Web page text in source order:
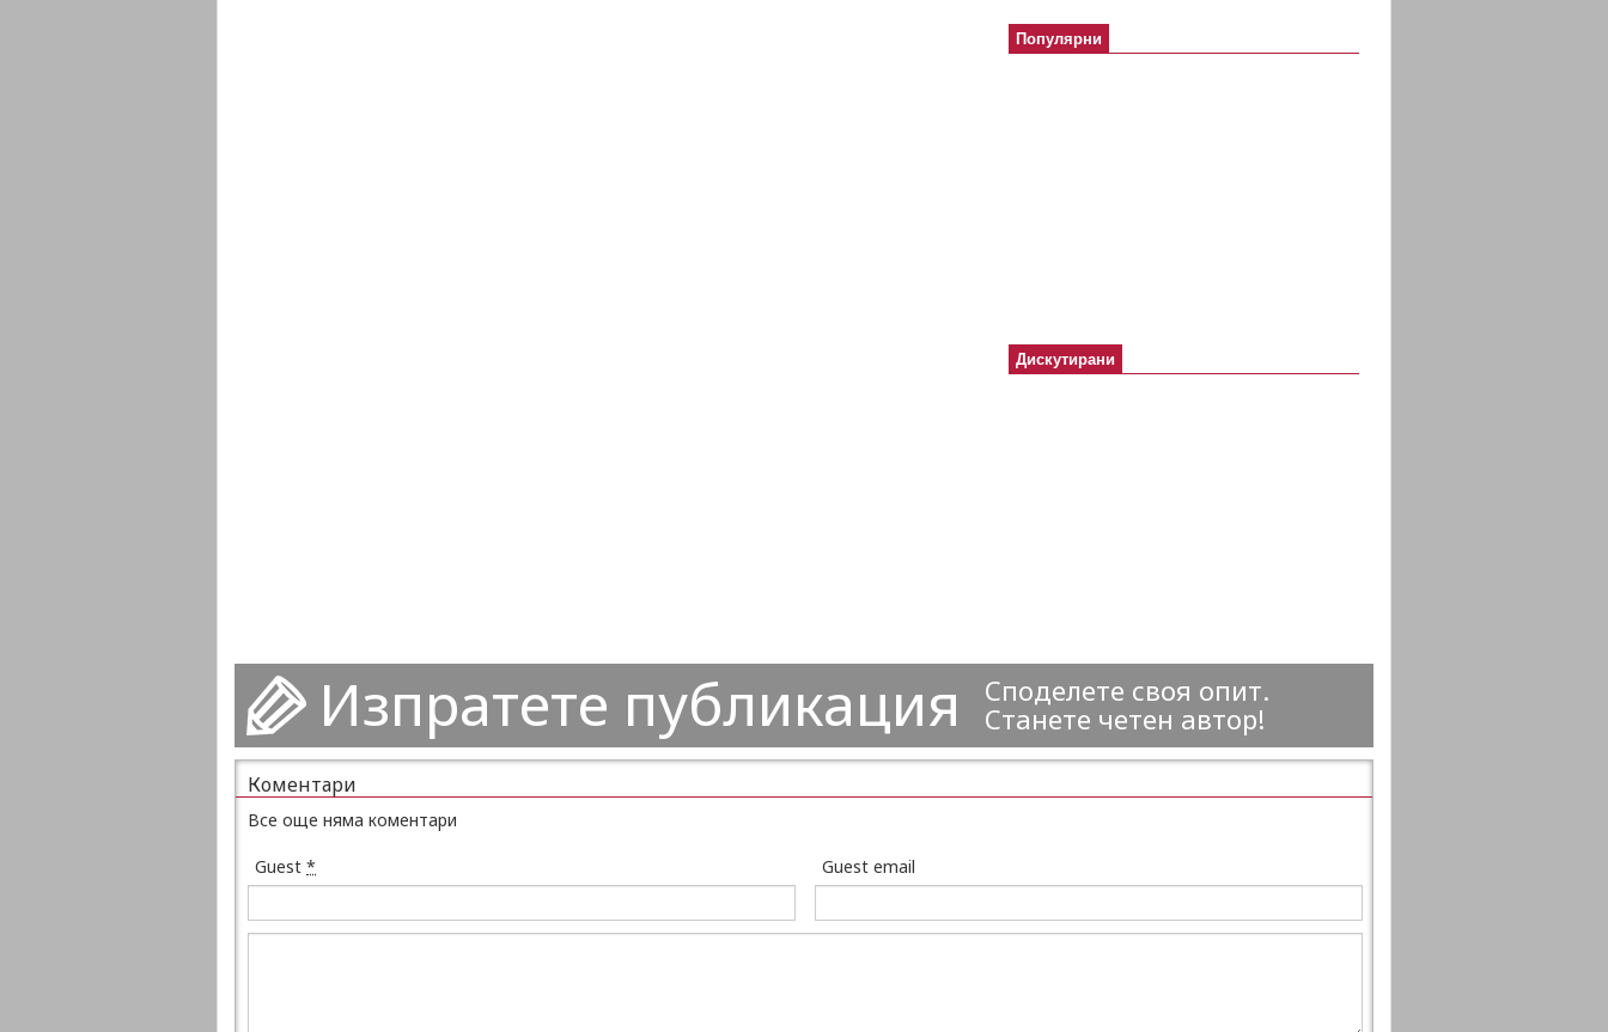
Популярни
Дискутирани
Изпратете публикация
Споделете своя опит.
Станете четен автор!
Коментари
Все още няма коментари
Guest * Guest email